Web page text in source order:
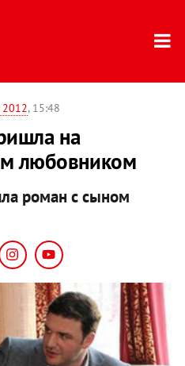
2012, 15:48
на
любовником
роман с сыном